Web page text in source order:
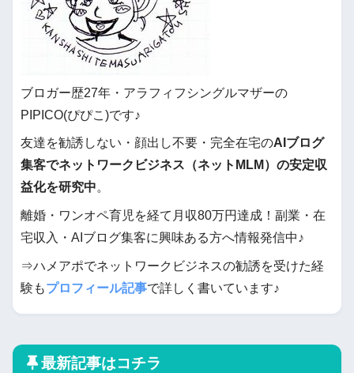
ブロガー歴27年・アラフィフシングルマザーの
PIPICO(ぴぴこ)です♪
友達を勧誘しない・顔出し不要・完全在宅のAIブログ
集客でネットワークビジネス（ネットMLM）の安定収
益化を研究中。
離婚・ワンオペ育児を経て月収80万円達成！副業・在
宅収入・AIブログ集客に興味ある方へ情報発信中♪
⇒ハメアポでネットワークビジネスの勧誘を受けた経
験もプロフィール記事で詳しく書いています♪
最新記事はコチラ